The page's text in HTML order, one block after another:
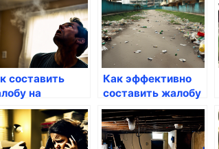
составить
на
с
Как эффективно
составить жалобу
на грязь и
беспорядок на
территории ЖК